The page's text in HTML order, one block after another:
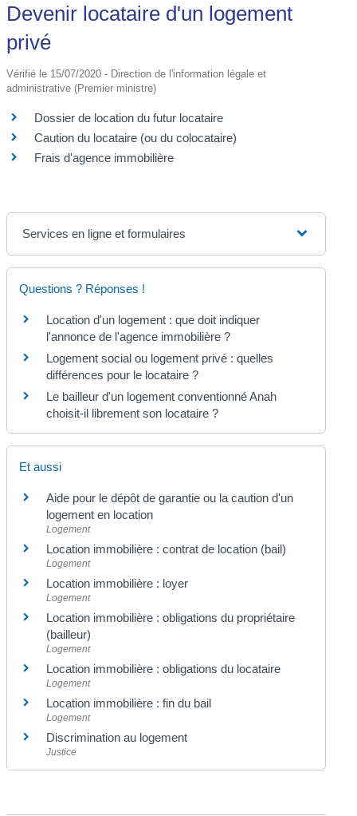
Devenir locataire d'un logement
privé
Vérifié le 15/07/2020 - Direction de l'information légale et
administrative (Premier ministre)
Dossier de location du futur locataire
Caution du locataire (ou du colocataire)
Frais d'agence immobilière
Services en ligne et formulaires
Questions ? Réponses !
Location d'un logement : que doit indiquer
l'annonce de l'agence immobilière ?
Logement social ou logement privé : quelles
différences pour le locataire ?
Le bailleur d'un logement conventionné Anah
choisit-il librement son locataire ?
Et aussi
Aide pour le dépôt de garantie ou la caution d'un
logement en location
Logement
Location immobilière : contrat de location (bail)
Logement
Location immobilière : loyer
Logement
Location immobilière : obligations du propriétaire
(bailleur)
Logement
Location immobilière : obligations du locataire
Logement
Location immobilière : fin du bail
Logement
Discrimination au logement
Justice